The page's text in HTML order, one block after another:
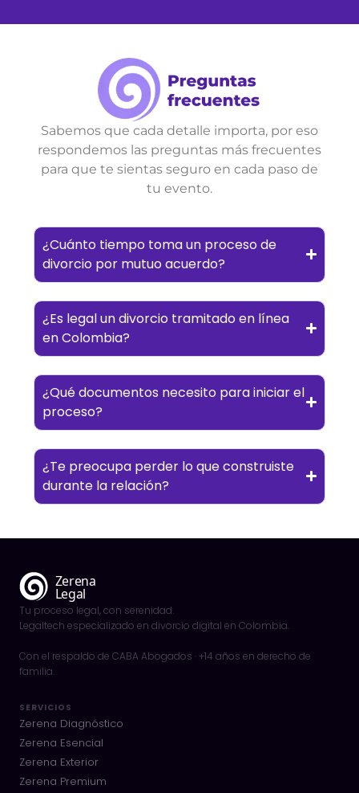
Sabemos que cada detalle importa, por eso
respondemos las preguntas más frecuentes
para que te sientas seguro en cada paso de
tu evento.
¿Cuánto tiempo toma un proceso de
divorcio por mutuo acuerdo?
¿Es legal un divorcio tramitado en línea
en Colombia?
¿Qué documentos necesito para iniciar el
proceso?
¿Te preocupa perder lo que construiste
durante la relación?
Tu proceso legal, con serenidad.
Legaltech especializado en divorcio digital en Colombia.
Con el respaldo de CABA Abogados · +14 años en derecho de
familia.
SERVICIOS
Zerena Diagnóstico
Zerena Esencial
Zerena Exterior
Zerena Premium